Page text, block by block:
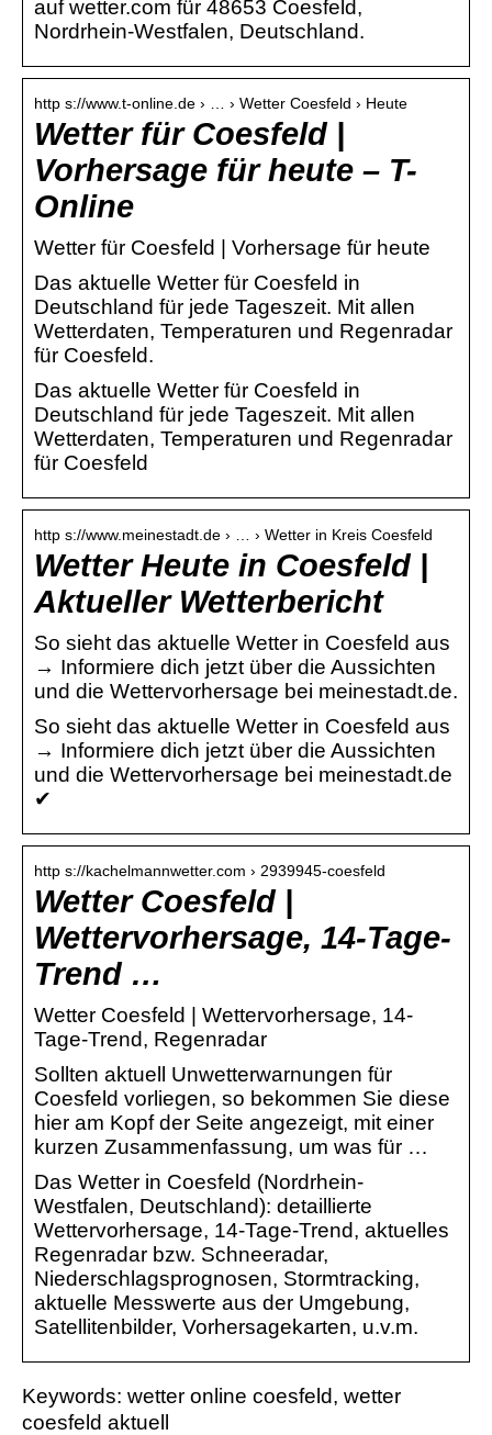
auf wetter.com für 48653 Coesfeld,
Nordrhein-Westfalen, Deutschland.
http s://www.t-online.de › … › Wetter Coesfeld › Heute
Wetter für Coesfeld |
Vorhersage für heute – T-
Online
Wetter für Coesfeld | Vorhersage für heute
Das aktuelle Wetter für Coesfeld in
Deutschland für jede Tageszeit. Mit allen
Wetterdaten, Temperaturen und Regenradar
für Coesfeld.
Das aktuelle Wetter für Coesfeld in
Deutschland für jede Tageszeit. Mit allen
Wetterdaten, Temperaturen und Regenradar
für Coesfeld
http s://www.meinestadt.de › … › Wetter in Kreis Coesfeld
Wetter Heute in Coesfeld |
Aktueller Wetterbericht
So sieht das aktuelle Wetter in Coesfeld aus
→ Informiere dich jetzt über die Aussichten
und die Wettervorhersage bei meinestadt.de.
So sieht das aktuelle Wetter in Coesfeld aus
→ Informiere dich jetzt über die Aussichten
und die Wettervorhersage bei meinestadt.de
✔
http s://kachelmannwetter.com › 2939945-coesfeld
Wetter Coesfeld |
Wettervorhersage, 14-Tage-
Trend …
Wetter Coesfeld | Wettervorhersage, 14-
Tage-Trend, Regenradar
Sollten aktuell Unwetterwarnungen für
Coesfeld vorliegen, so bekommen Sie diese
hier am Kopf der Seite angezeigt, mit einer
kurzen Zusammenfassung, um was für …
Das Wetter in Coesfeld (Nordrhein-
Westfalen, Deutschland): detaillierte
Wettervorhersage, 14-Tage-Trend, aktuelles
Regenradar bzw. Schneeradar,
Niederschlagsprognosen, Stormtracking,
aktuelle Messwerte aus der Umgebung,
Satellitenbilder, Vorhersagekarten, u.v.m.
Keywords: wetter online coesfeld, wetter
coesfeld aktuell